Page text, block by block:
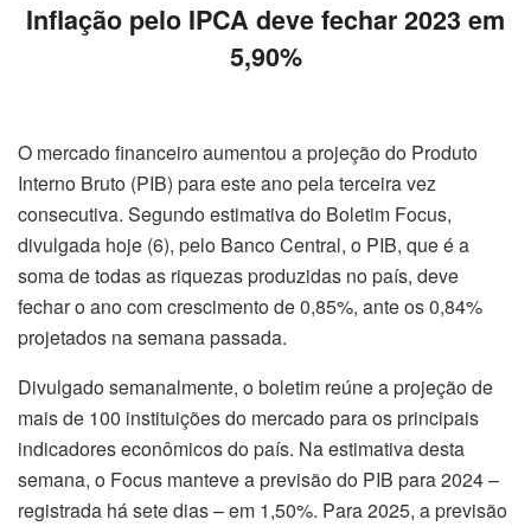
Inflação pelo IPCA deve fechar 2023 em
5,90%
O mercado financeiro aumentou a projeção do Produto
Interno Bruto (PIB) para este ano pela terceira vez
consecutiva. Segundo estimativa do Boletim Focus,
divulgada hoje (6), pelo Banco Central, o PIB, que é a
soma de todas as riquezas produzidas no país, deve
fechar o ano com crescimento de 0,85%, ante os 0,84%
projetados na semana passada.
Divulgado semanalmente, o boletim reúne a projeção de
mais de 100 instituições do mercado para os principais
indicadores econômicos do país. Na estimativa desta
semana, o Focus manteve a previsão do PIB para 2024 –
registrada há sete dias – em 1,50%. Para 2025, a previsão